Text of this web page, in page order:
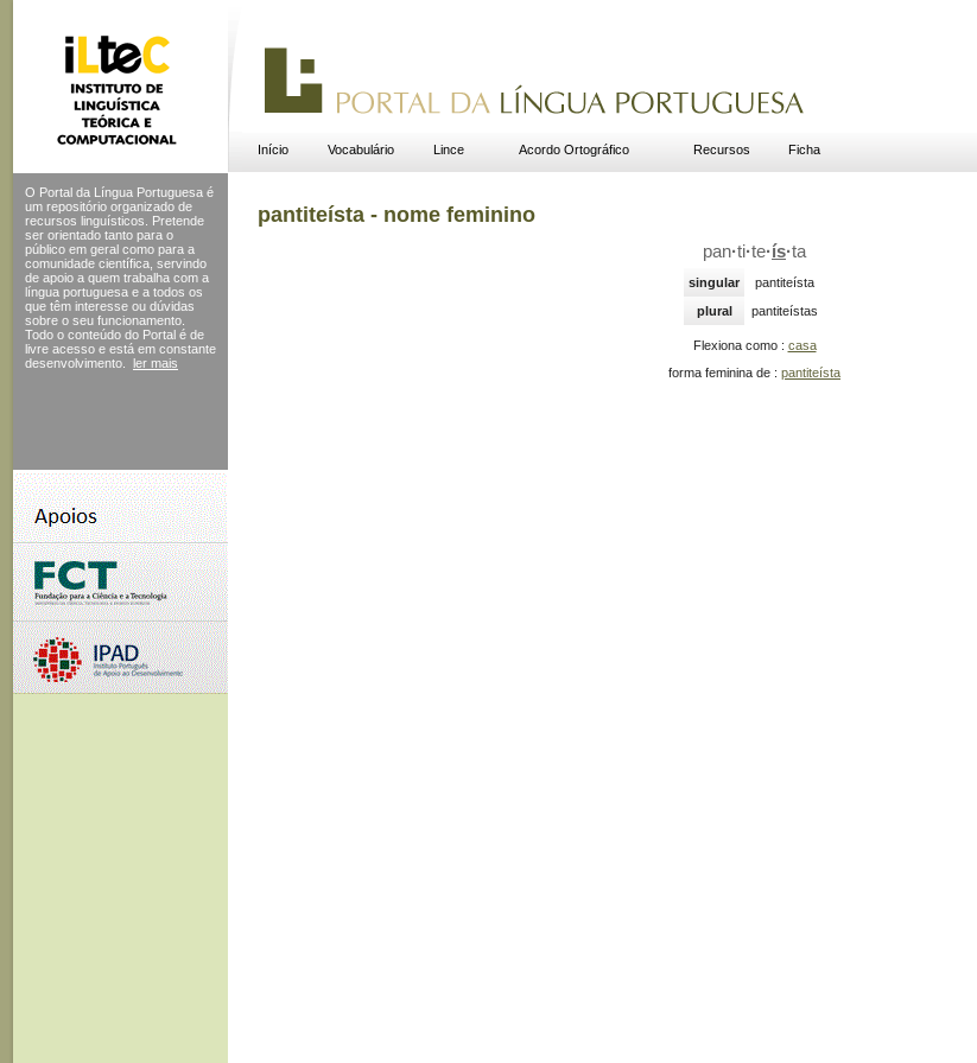
Início Vocabulário Lince Acordo Ortográfico Recursos Ficha
O Portal da Língua Portuguesa é
um repositório organizado de
recursos linguísticos. Pretende
ser orientado tanto para o
público em geral como para a
comunidade científica, servindo
de apoio a quem trabalha com a
língua portuguesa e a todos os
que têm interesse ou dúvidas
sobre o seu funcionamento.
Todo o conteúdo do Portal é de
livre acesso e está em constante
desenvolvimento.
ler mais
pantiteísta - nome feminino
pan·ti·te·ís·ta
singular
pantiteísta
plural
pantiteístas
Flexiona como : casa
forma feminina de : pantiteísta